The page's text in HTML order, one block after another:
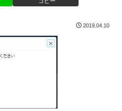
2019.04.10